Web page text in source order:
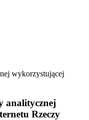
wykorzystującej
analitycznej
Rzeczy